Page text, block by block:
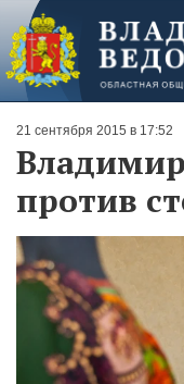
21 сентября 2015 в 17:52
против